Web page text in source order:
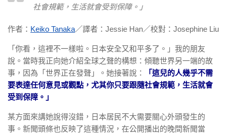
社會規範，生活就會受到保障。」
作者： Keiko Tanaka／譯者：Jessie Han／校對：Josephine Liu
「你看，這裡不一樣啦。日本安全又和平多了。」我的朋友
說。當時我正向她介紹全球之聲的構想：傾聽世界另一端的故
事，因為「世界正在發聲」。她接著說：
「這兒的人幾乎不需
要表達任何意見或觀點，尤其你只要跟隨社會規範，生活就會
受到保障。」
某方面來講她說得沒錯，日本居民不大需要關心外頭發生的
事。新聞頭條也反映了這種情況，在公開播出的晚間新聞當